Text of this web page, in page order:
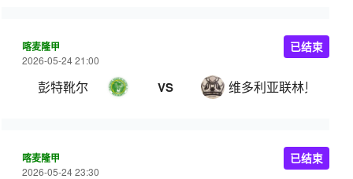
喀麦隆甲
2026-05-24 21:00
彭特靴尔 VS 维多利亚联林贝
已结束
喀麦隆甲
2026-05-24 23:30
已结束